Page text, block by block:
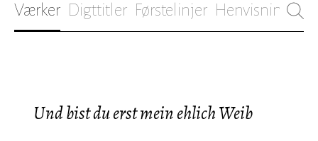
Værker Digttitler Førstelinjer Henvisninger
Und bist du erst mein ehlich Weib